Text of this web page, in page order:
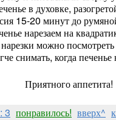
в духовке,
15-20 минут до
нарезаем на
можно
снимать, когда
Приятного аппетита!
3 понравилось! вверх^